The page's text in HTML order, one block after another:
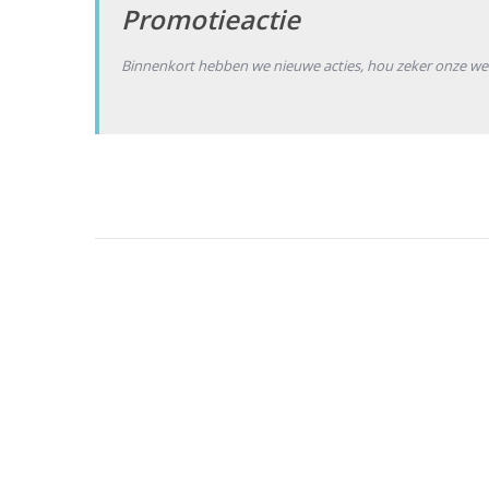
Promotieactie
Binnenkort hebben we nieuwe acties, hou zeker onze